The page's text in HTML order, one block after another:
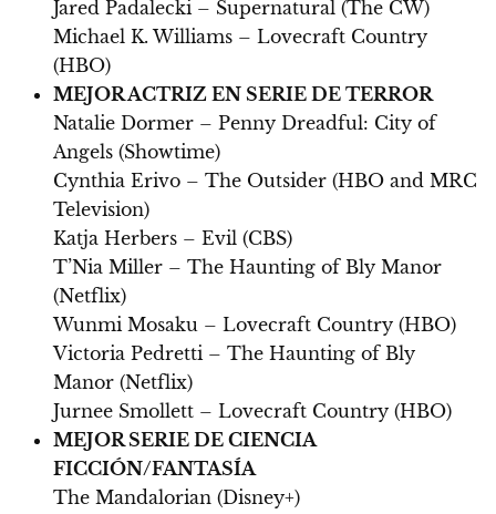
Jared Padalecki – Supernatural (The CW)
Michael K. Williams – Lovecraft Country
(HBO)
MEJOR ACTRIZ EN SERIE DE TERROR
Natalie Dormer – Penny Dreadful: City of
Angels (Showtime)
Cynthia Erivo – The Outsider (HBO and MRC
Television)
Katja Herbers – Evil (CBS)
T’Nia Miller – The Haunting of Bly Manor
(Netflix)
Wunmi Mosaku – Lovecraft Country (HBO)
Victoria Pedretti – The Haunting of Bly
Manor (Netflix)
Jurnee Smollett – Lovecraft Country (HBO)
MEJOR SERIE DE CIENCIA
FICCIÓN/FANTASÍA
The Mandalorian (Disney+)